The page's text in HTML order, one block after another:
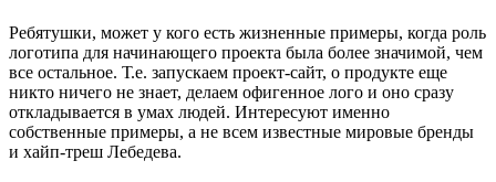
Ребятушки, может у кого есть жизненные примеры, когда роль
логотипа для начинающего проекта была более значимой, чем
все остальное. Т.е. запускаем проект-сайт, о продукте еще
никто ничего не знает, делаем офигенное лого и оно сразу
откладывается в умах людей. Интересуют именно
собственные примеры, а не всем известные мировые бренды
и хайп-треш Лебедева.